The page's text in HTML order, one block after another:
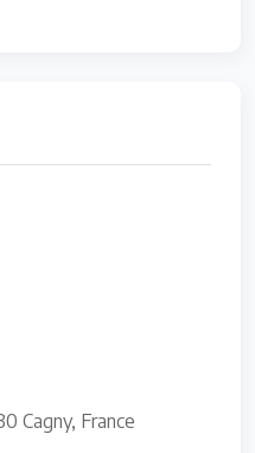
Cagny, France